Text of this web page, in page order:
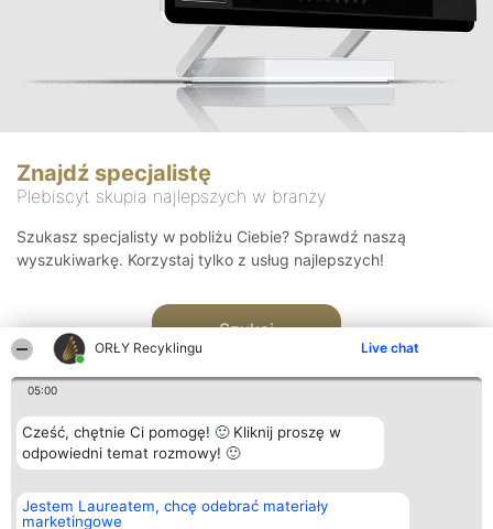
ORŁY Recyklingu Live chat
05:00
Cześć, chętnie Ci pomogę! 🙂 Kliknij proszę w
odpowiedni temat rozmowy! 🙂
Jestem Laureatem, chcę odebrać materiały
marketingowe
Znajdź specjalistę
Plebiscyt skupia najlepszych w branży
Szukasz specjalisty w pobliżu Ciebie? Sprawdź naszą
wyszukiwarkę. Korzystaj tylko z usług najlepszych!
Szukaj
Organizator plebiscytu
Bright Side Solutions sp. z o.
o. sp. k.
Plebiscyt
Laureaci
Kontakt
Kontakt